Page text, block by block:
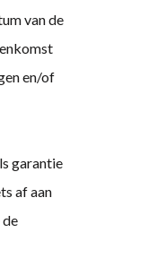
van de
en/of
garantie
af aan
de